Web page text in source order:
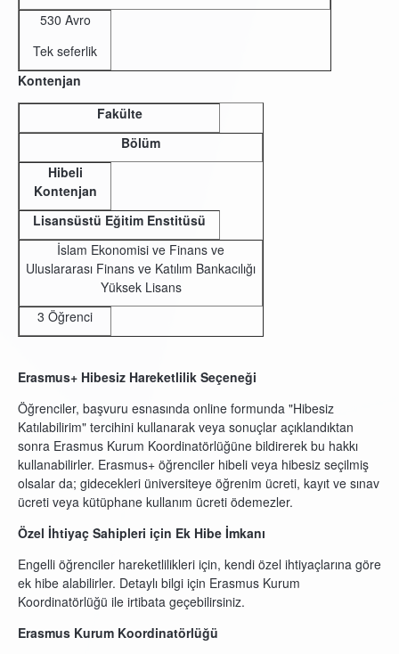
530 Avro
Tek seferlik
Kontenjan
Fakülte
Bölüm
Hibeli
Kontenjan
Lisansüstü Eğitim Enstitüsü
İslam Ekonomisi ve Finans ve
Uluslararası Finans ve Katılım Bankacılığı
Yüksek Lisans
3 Öğrenci
Erasmus+ Hibesiz Hareketlilik Seçeneği
Öğrenciler, başvuru esnasında online formunda "Hibesiz
Katılabilirim" tercihini kullanarak veya sonuçlar açıklandıktan
sonra Erasmus Kurum Koordinatörlüğüne bildirerek bu hakkı
kullanabilirler. Erasmus+ öğrenciler hibeli veya hibesiz seçilmiş
olsalar da; gidecekleri üniversiteye öğrenim ücreti, kayıt ve sınav
ücreti veya kütüphane kullanım ücreti ödemezler.
Özel İhtiyaç Sahipleri için Ek Hibe İmkanı
Engelli öğrenciler hareketlilikleri için, kendi özel ihtiyaçlarına göre
ek hibe alabilirler. Detaylı bilgi için Erasmus Kurum
Koordinatörlüğü ile irtibata geçebilirsiniz.
Erasmus Kurum Koordinatörlüğü